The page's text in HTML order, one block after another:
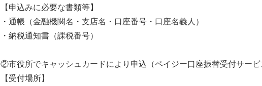
【申込みに必要な書類等】
・通帳（金融機関名・支店名・口座番号・口座名義人）
・納税通知書（課税番号）
②市役所でキャッシュカードにより申込（ペイジー口座振替受付サービ
【受付場所】